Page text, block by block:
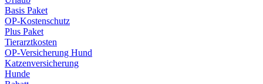
Basis Paket
OP-Kostenschutz
Plus Paket
Tierarztkosten
OP-Versicherung Hund
Katzenversicherung
Hunde